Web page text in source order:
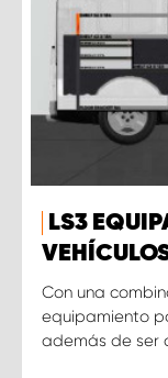
LS3
Con una
equipamiento
además de ser